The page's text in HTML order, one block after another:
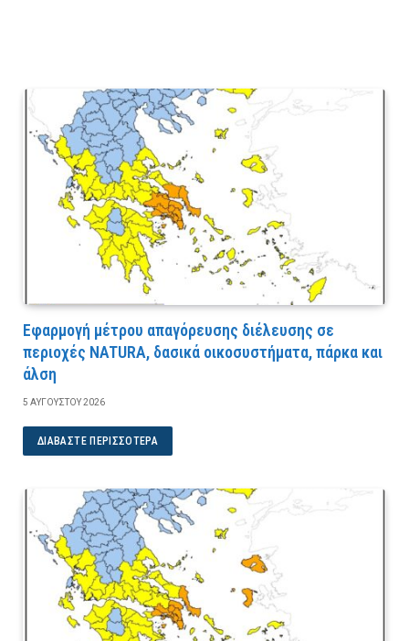
Εφαρμογή μέτρου απαγόρευσης διέλευσης σε
περιοχές NATURA, δασικά οικοσυστήματα, πάρκα και
άλση
5 ΑΥΓΟΎΣΤΟΥ 2026
ΔΙΑΒΆΣΤΕ ΠΕΡΙΣΣΌΤΕΡΑ